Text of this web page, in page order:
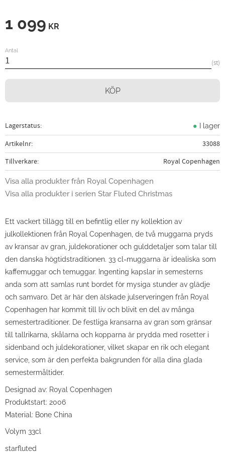
1 099 KR
Antal
st
KÖP
Lagerstatus I lager
Artikelnr
33088
Tillverkare
Royal Copenhagen
Visa alla produkter från Royal Copenhagen
Visa alla produkter i serien Star Fluted Christmas
Ett vackert tillägg till en befintlig eller ny kollektion av
julkollektionen från Royal Copenhagen, de två muggarna pryds
av kransar av gran, juldekorationer och gulddetaljer som talar till
den danska högtidstraditionen. 33 cl-muggarna är idealiska som
kaffemuggar och temuggar. Ingenting kapslar in semesterns
anda som att samlas runt bordet för mysiga stunder av glädje
och samvaro. Det är här den älskade julserveringen från Royal
Copenhagen har kommit till liv och blivit en del av många
semestertraditioner. De festliga kransarna av gran som gränsar
till tallrikarna, skålarna och kopparna är prydda med rosetter i
sidenband och juldekorationer, vilket skapar en rik och elegant
service, som är den perfekta bakgrunden för alla dina glada
semestermåltider.
Designad av: Royal Copenhagen
Produktstart: 2006
Material: Bone China
Volym 33cl
starfluted